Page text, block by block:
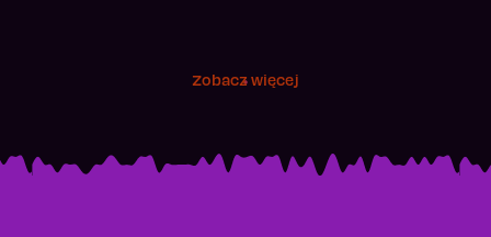
Zobacz więcej